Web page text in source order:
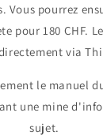
Vous pourrez
pour 180 CHF.
via
le manuel
une mine
sujet.